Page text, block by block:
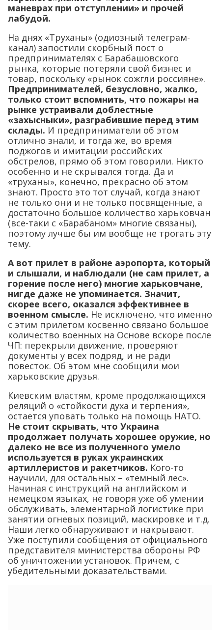
маневрах при отступлении» и прочей
лабудой.
На днях «Труханы» (одиозный телеграм-
канал) запостили скорбный пост о
предпринимателях с Барабашовского
рынка, которые потеряли свой бизнес и
товар, поскольку «рынок сожгли россияне».
Предпринимателей, безусловно, жалко,
только стоит вспомнить, что пожары на
рынке устраивали доблестные
«захысныки», разграбившие перед этим
склады. И предприниматели об этом
отлично знали, и тогда же, во время
поджогов и имитации российских
обстрелов, прямо об этом говорили. Никто
особенно и не скрывался тогда. Да и
«труханы», конечно, прекрасно об этом
знают. Просто это тот случай, когда знают
не только они и не только посвященные, а
достаточно большое количество харьковчан
(все-таки с «Барабаном» многие связаны),
поэтому лучше бы им вообще не трогать эту
тему.
А вот прилет в районе аэропорта, который
и слышали, и наблюдали (не сам прилет, а
горение после него) многие харьковчане,
нигде даже не упоминается. Значит,
скорее всего, оказался эффективнее в
военном смысле. Не исключено, что именно
с этим прилетом косвенно связано большое
количество военных на Основе вскоре после
ЧП: перекрыли движение, проверяют
документы у всех подряд, и не ради
повесток. Об этом мне сообщили мои
харьковские друзья.
Киевским властям, кроме продолжающихся
реляций о «стойкости духа и терпения»,
остается уповать только на помощь НАТО.
Не стоит скрывать, что Украина
продолжает получать хорошее оружие, но
далеко не все из полученного умело
используется в руках украинских
артиллеристов и ракетчиков. Кого-то
научили, для остальных – «темный лес».
Начиная с инструкций на английском и
немецком языках, не говоря уже об умении
обслуживать, элементарной логистике при
занятии огневых позиций, маскировке и т.д.
Наши легко обнаруживают и накрывают.
Уже поступили сообщения от официального
представителя министерства обороны РФ
об уничтожении установок. Причем, с
убедительными доказательствами.